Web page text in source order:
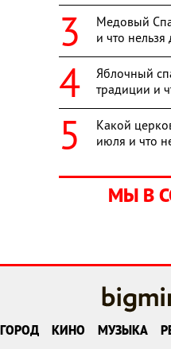
Медовый
и что нельзя
Яблочный
традиции и
Какой
июля и что
МЫ В
ГОРОД КИНО МУЗЫКА